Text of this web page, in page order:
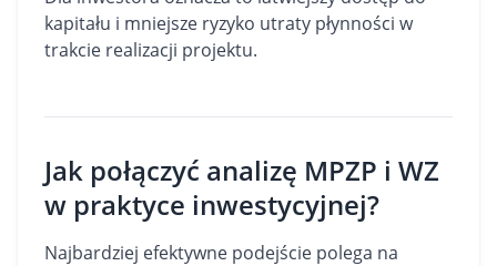
kapitału i mniejsze ryzyko utraty płynności w
trakcie realizacji projektu.
Jak połączyć analizę MPZP i WZ
w praktyce inwestycyjnej?
Najbardziej efektywne podejście polega na